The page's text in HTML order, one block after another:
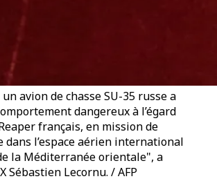
avion de chasse SU-35 russe a
dangereux à l’égard
français, en mission de
dans l’espace aérien international
la Méditerranée orientale", a
Sébastien Lecornu. / AFP